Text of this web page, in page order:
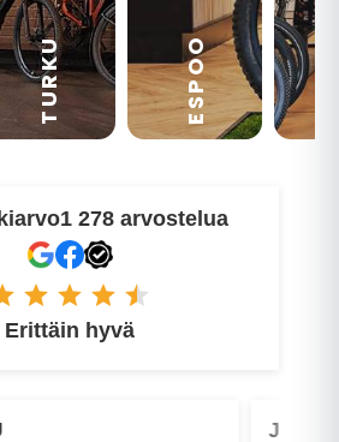
TURKU ESPOO
1 278 arvostelua
Erittäin hyvä
Jonne P